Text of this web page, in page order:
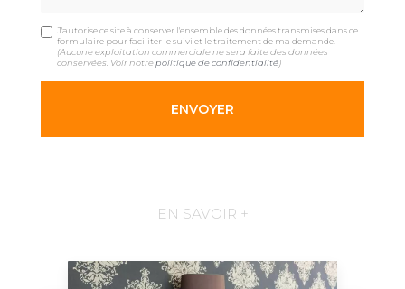
J'autorise ce site à conserver l'ensemble des données transmises dans ce
formulaire pour faciliter le suivi et le traitement de ma demande.
(Aucune exploitation commerciale ne sera faite des données
conservées. Voir notrepolitique de confidentialité)
EN SAVOIR +